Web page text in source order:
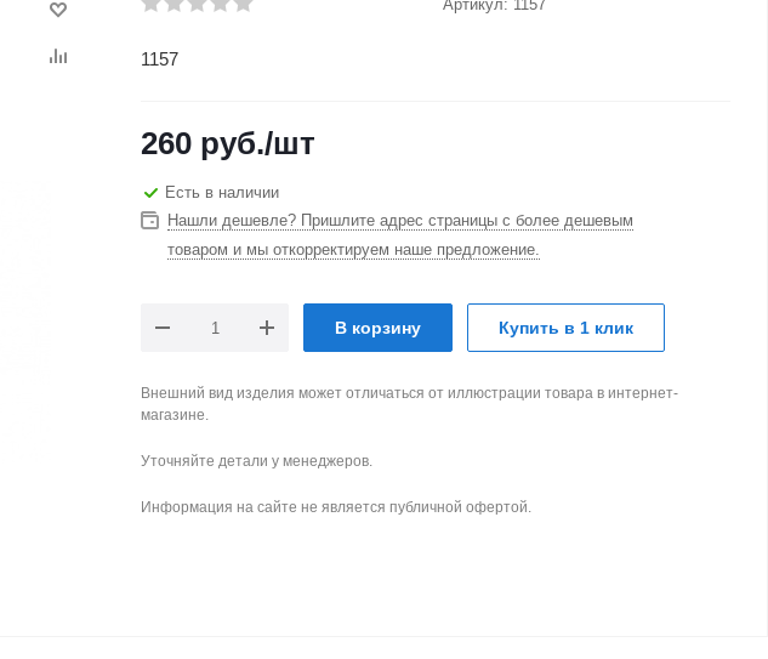
Артикул: 1157
1157
260 руб./шт
Есть в наличии
Нашли дешевле? Пришлите адрес страницы с более дешевым
товаром и мы откорректируем наше предложение.
В корзину Купить в 1 клик
Внешний вид изделия может отличаться от иллюстрации товара в интернет-
магазине.
Уточняйте детали у менеджеров.
Информация на сайте не является публичной офертой.